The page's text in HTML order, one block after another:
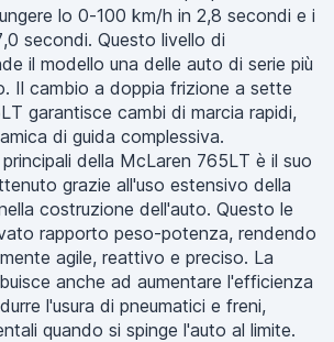
lo 0-100 km/h in 2,8 secondi e i
secondi. Questo livello di
il modello una delle auto di serie più
Il cambio a doppia frizione a sette
garantisce cambi di marcia rapidi,
di guida complessiva.
della McLaren 765LT è il suo
grazie all'uso estensivo della
costruzione dell'auto. Questo le
rapporto peso-potenza, rendendo
agile, reattivo e preciso. La
anche ad aumentare l'efficienza
l'usura di pneumatici e freni,
quando si spinge l'auto al limite.